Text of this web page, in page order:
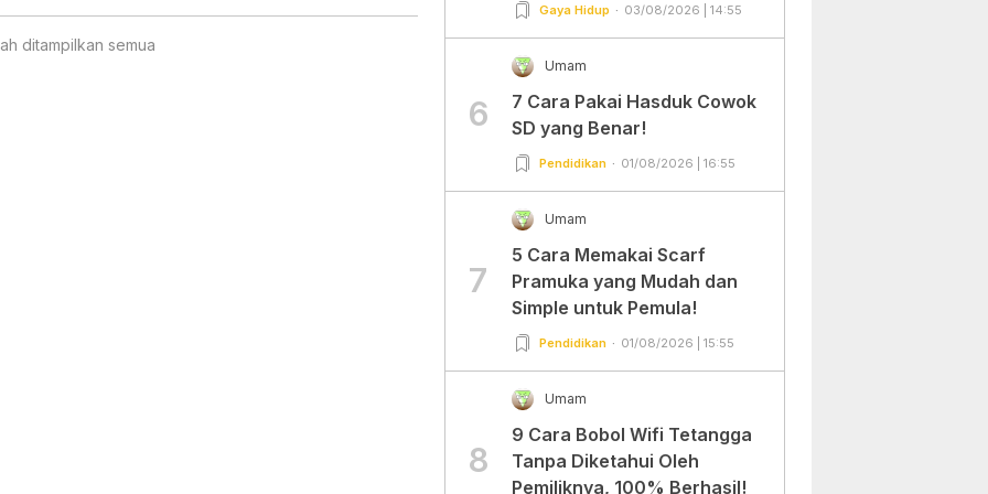
ditampilkan semua
Gaya Hidup 03/08/2026 | 14:55
6
Umam
7 Cara Pakai Hasduk Cowok
SD yang Benar!
Pendidikan 01/08/2026 | 16:55
7
Umam
5 Cara Memakai Scarf
Pramuka yang Mudah dan
Simple untuk Pemula!
Pendidikan 01/08/2026 | 15:55
8
Umam
9 Cara Bobol Wifi Tetangga
Tanpa Diketahui Oleh
Pemiliknya, 100% Berhasil!